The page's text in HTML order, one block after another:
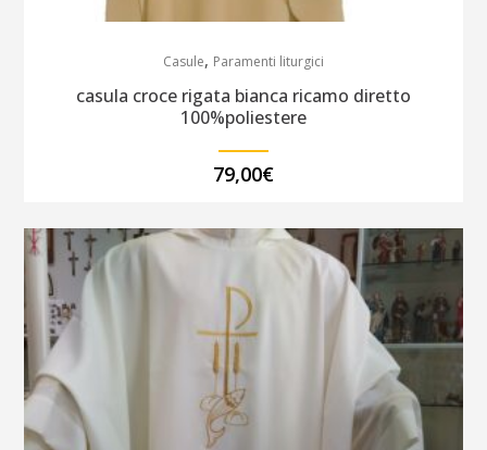
Casule, Paramenti liturgici
casula croce rigata bianca ricamo diretto
100%poliestere
79,00€